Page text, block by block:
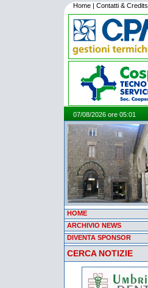
Home | Contatti & Credits
07/08/2026 ore 05:01
HOME
ARCHIVIO NEWS
DIVENTA SPONSOR
CERCA NOTIZIE